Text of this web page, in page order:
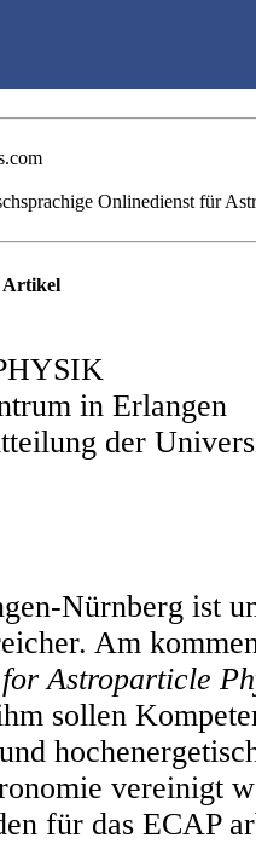
Onlinedienst für
Artikel
in Erlangen
der
Nürnberg ist
Am
Astroparticle
sollen
vereinigt
für das ECAP